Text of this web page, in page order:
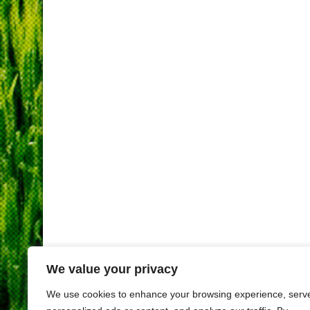
We value your privacy
We use cookies to enhance your browsing experience,